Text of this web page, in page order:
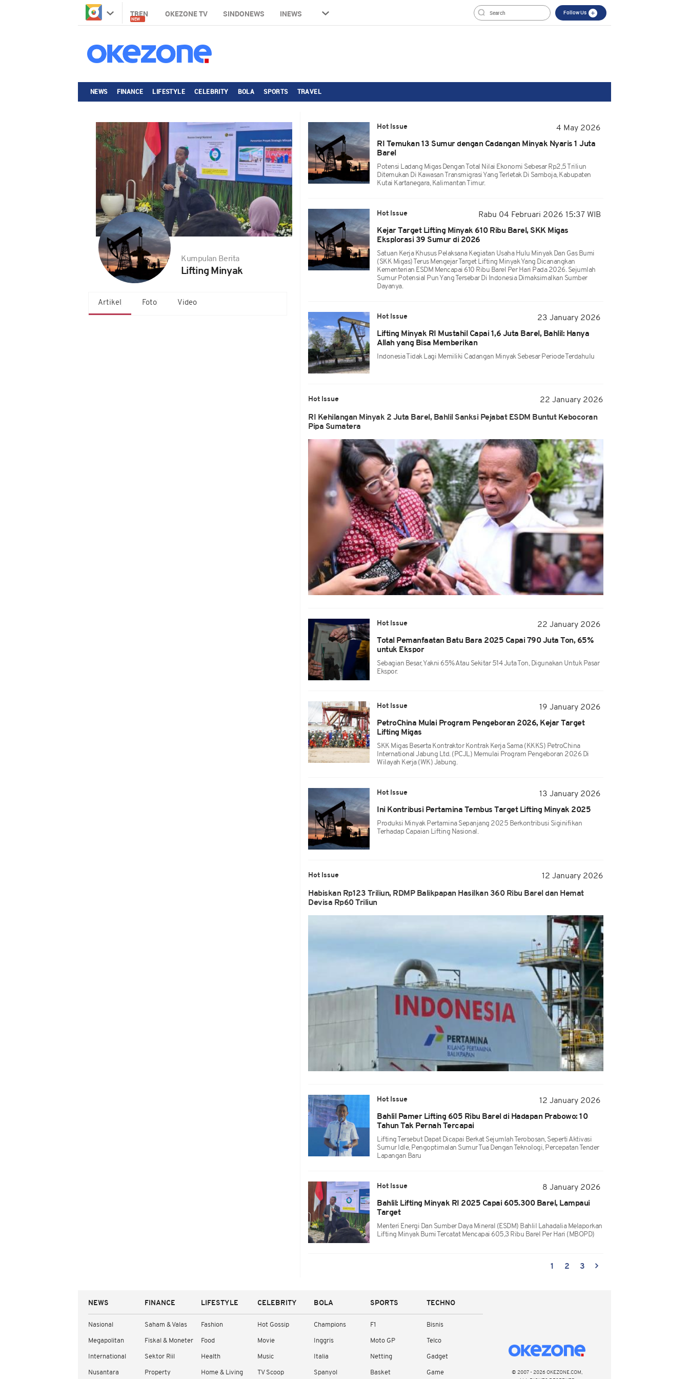
TREN
NEW
OKEZONE TV SINDONEWS INEWS Follow Us
NEWS FINANCE LIFESTYLE CELEBRITY BOLA SPORTS TRAVEL
Kumpulan Berita
Lifting Minyak
Artikel Foto Video
Hot Issue
4 May 2026
RI Temukan 13 Sumur dengan Cadangan Minyak Nyaris 1 Juta
Barel
Potensi Ladang Migas Dengan Total Nilai Ekonomi Sebesar Rp2,5 Triliun
Ditemukan Di Kawasan Transmigrasi Yang Terletak Di Samboja, Kabupaten
Kutai Kartanegara, Kalimantan Timur.
Hot Issue
Rabu 04 Februari 2026 15:37 WIB
Kejar Target Lifting Minyak 610 Ribu Barel, SKK Migas
Eksplorasi 39 Sumur di 2026
Satuan Kerja Khusus Pelaksana Kegiatan Usaha Hulu Minyak Dan Gas Bumi
(SKK Migas) Terus Mengejar Target Lifting Minyak Yang Dicanangkan
Kementerian ESDM Mencapai 610 Ribu Barel Per Hari Pada 2026. Sejumlah
Sumur Potensial Pun Yang Tersebar Di Indonesia Dimaksimalkan Sumber
Dayanya.
Hot Issue
23 January 2026
Lifting Minyak RI Mustahil Capai 1,6 Juta Barel, Bahlil: Hanya
Allah yang Bisa Memberikan
Indonesia Tidak Lagi Memiliki Cadangan Minyak Sebesar Periode Terdahulu
Hot Issue 22 January 2026
RI Kehilangan Minyak 2 Juta Barel, Bahlil Sanksi Pejabat ESDM Buntut Kebocoran
Pipa Sumatera
Hot Issue
22 January 2026
Total Pemanfaatan Batu Bara 2025 Capai 790 Juta Ton, 65%
untuk Ekspor
Sebagian Besar, Yakni 65% Atau Sekitar 514 Juta Ton, Digunakan Untuk Pasar
Ekspor.
Hot Issue
19 January 2026
PetroChina Mulai Program Pengeboran 2026, Kejar Target
Lifting Migas
SKK Migas Beserta Kontraktor Kontrak Kerja Sama (KKKS) PetroChina
International Jabung Ltd. (PCJL) Memulai Program Pengeboran 2026 Di
Wilayah Kerja (WK) Jabung.
Hot Issue
13 January 2026
Ini Kontribusi Pertamina Tembus Target Lifting Minyak 2025
Produksi Minyak Pertamina Sepanjang 2025 Berkontribusi Siginifikan
Terhadap Capaian Lifting Nasional.
Hot Issue 12 January 2026
Habiskan Rp123 Triliun, RDMP Balikpapan Hasilkan 360 Ribu Barel dan Hemat
Devisa Rp60 Triliun
Hot Issue
12 January 2026
Bahlil Pamer Lifting 605 Ribu Barel di Hadapan Prabowo: 10
Tahun Tak Pernah Tercapai
Lifting Tersebut Dapat Dicapai Berkat Sejumlah Terobosan, Seperti Aktivasi
Sumur Idle, Pengoptimalan Sumur Tua Dengan Teknologi, Percepatan Tender
Lapangan Baru
Hot Issue
8 January 2026
Bahlil: Lifting Minyak RI 2025 Capai 605.300 Barel, Lampaui
Target
Menteri Energi Dan Sumber Daya Mineral (ESDM) Bahlil Lahadalia Melaporkan
Lifting Minyak Bumi Tercatat Mencapai 605,3 Ribu Barel Per Hari (MBOPD)
1 2 3
NEWS
Nasional
Megapolitan
International
Nusantara
FINANCE
Saham & Valas
Fiskal & Moneter
Sektor Riil
Property
LIFESTYLE
Fashion
Food
Health
Home & Living
CELEBRITY
Hot Gossip
Movie
Music
TV Scoop
BOLA
Champions
Inggris
Italia
Spanyol
SPORTS
F1
Moto GP
Netting
Basket
TECHNO
Bisnis
Telco
Gadget
Game
© 2007 - 2026 OKEZONE.COM,